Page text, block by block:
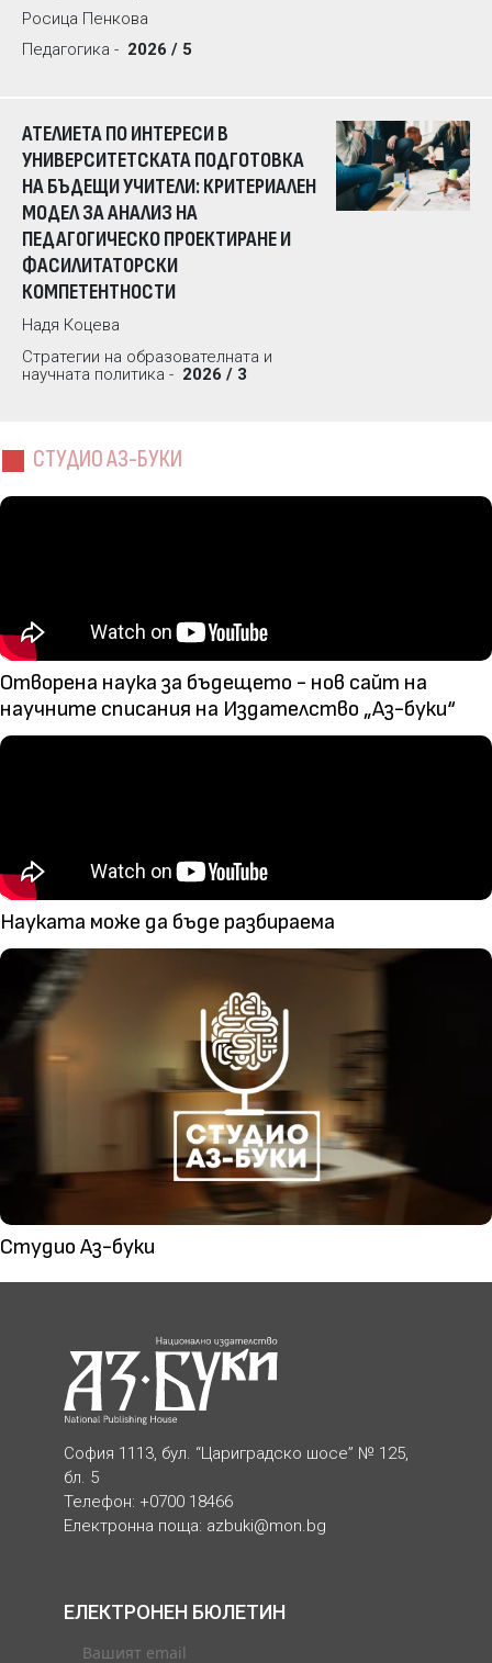
Росица Пенкова
Педагогика - 2026 / 5
АТЕЛИЕТА ПО ИНТЕРЕСИ В
УНИВЕРСИТЕТСКАТА ПОДГОТОВКА
НА БЪДЕЩИ УЧИТЕЛИ: КРИТЕРИАЛЕН
МОДЕЛ ЗА АНАЛИЗ НА
ПЕДАГОГИЧЕСКО ПРОЕКТИРАНЕ И
ФАСИЛИТАТОРСКИ
КОМПЕТЕНТНОСТИ
Надя Коцева
Стратегии на образователната и
научната политика - 2026 / 3
СТУДИО АЗ-БУКИ
Отворена наука за бъдещето - нов сайт на
научните списания на Издателство „Аз-буки“
Науката може да бъде разбираема
Студио Аз-буки
София 1113, бул. “Цариградско шосе” № 125,
бл. 5
Телефон: +0700 18466
Електронна поща: azbuki@mon.bg
ЕЛЕКТРОНЕН БЮЛЕТИН